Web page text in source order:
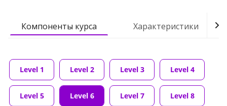
Компоненты курса Характеристики
Level 1 Level 2 Level 3 Level 4
Level 5 Level 6 Level 7 Level 8